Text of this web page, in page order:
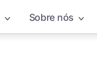
Sobre nós